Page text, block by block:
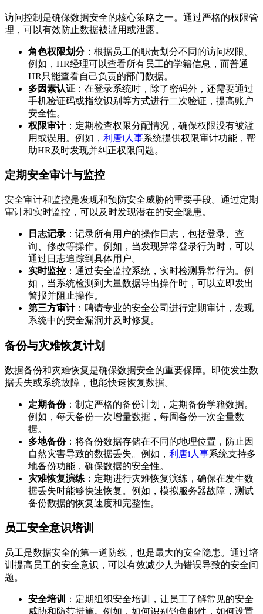
访问控制是确保数据安全的核心策略之一。通过严格的权限管
理，可以有效防止数据被滥用或泄露。
角色权限划分：根据员工的职责划分不同的访问权限。
例如，HR经理可以查看所有员工的学籍信息，而普通
HR只能查看自己负责的部门数据。
多因素认证 ：在登录系统时，除了密码外，还需要通过
手机验证码或指纹识别等方式进行二次验证，提高账户
安全性。
权限审计：定期检查权限分配情况，确保权限没有被滥
用或误用。例如， 利唐i人事系统提供权限审计功能，帮
助HR及时发现并纠正权限问题。
定期安全审计与监控
安全审计和监控是发现和预防安全威胁的重要手段。通过定期
审计和实时监控，可以及时发现潜在的安全隐患。
日志记录 ：记录所有用户的操作日志，包括登录、查
询、修改等操作。例如，当发现异常登录行为时，可以
通过日志追踪到具体用户。
实时监控 ：通过安全监控系统，实时检测异常行为。例
如，当系统检测到大量数据导出操作时，可以立即发出
警报并阻止操作。
第三方审计：聘请专业的安全公司进行定期审计，发现
系统中的安全漏洞并及时修复。
备份与灾难恢复计划
数据备份和灾难恢复是确保数据安全的重要保障。即使发生数
据丢失或系统故障，也能快速恢复数据。
定期备份：制定严格的备份计划，定期备份学籍数据。
例如，每天备份一次增量数据，每周备份一次全量数
据。
多地备份：将备份数据存储在不同的地理位置，防止因
自然灾害导致的数据丢失。例如， 利唐i人事系统支持多
地备份功能，确保数据的安全性。
灾难恢复演练 ：定期进行灾难恢复演练，确保在发生数
据丢失时能够快速恢复。例如，模拟服务器故障，测试
备份数据的恢复速度和完整性。
员工安全意识培训
员工是数据安全的第一道防线，也是最大的安全隐患。通过培
训提高员工的安全意识，可以有效减少人为错误导致的安全问
题。
安全培训
：定期组织安全培训，让员工了解常见的安全
威胁和防范措施。例如，如何识别钓鱼邮件，如何设置